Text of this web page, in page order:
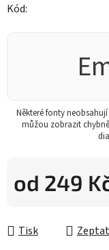
Kód:
Některé fonty
můžou zobrazit
od 249
Tisk